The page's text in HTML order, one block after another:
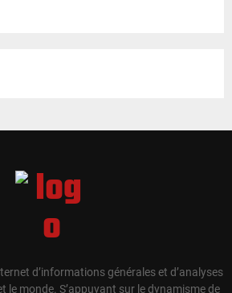
d’informations générales et d’analyses
le monde. S’appuyant sur le dynamisme de